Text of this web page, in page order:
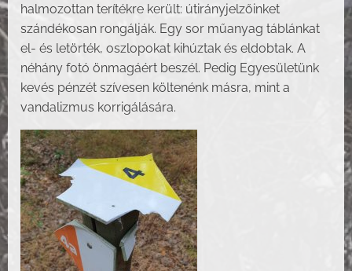
halmozottan terítékre került: útirányjelzőinket
szándékosan rongálják. Egy sor műanyag táblánkat
el- és letörték, oszlopokat kihúztak és eldobtak. A
néhány fotó önmagáért beszél. Pedig Egyesületünk
kevés pénzét szívesen költenénk másra, mint a
vandalizmus korrigálására.